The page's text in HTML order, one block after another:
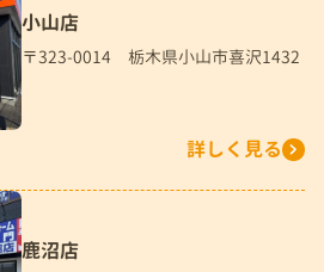
小山店
〒323-0014 栃木県小山市喜沢1432
詳しく見る
鹿沼店